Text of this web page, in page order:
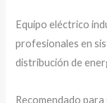
Equipo eléctrico
profesionales en
distribución de
Recomendado